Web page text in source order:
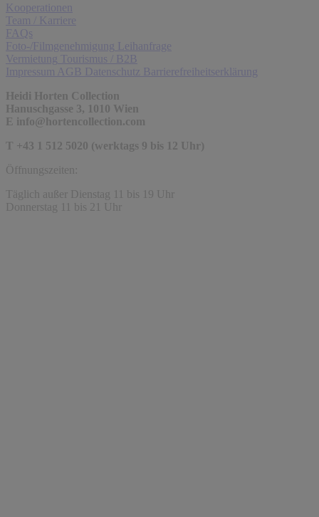
Kooperationen
Team / Karriere
FAQs
Foto-/Filmgenehmigung Leihanfrage
Vermietung Tourismus / B2B
Impressum AGB Datenschutz Barrierefreiheitserklärung
Heidi Horten Collection
Hanuschgasse 3, 1010 Wien
E info@hortencollection.com
T +43 1 512 5020 (werktags 9 bis 12 Uhr)
Öffnungszeiten:
Täglich außer Dienstag 11 bis 19 Uhr
Donnerstag 11 bis 21 Uhr